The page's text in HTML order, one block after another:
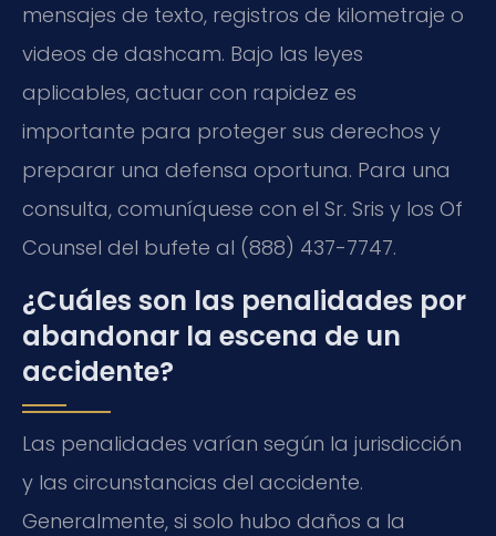
mensajes de texto, registros de kilometraje o
videos de dashcam. Bajo las leyes
aplicables, actuar con rapidez es
importante para proteger sus derechos y
preparar una defensa oportuna. Para una
consulta, comuníquese con el Sr. Sris y los Of
Counsel del bufete al (888) 437-7747.
¿Cuáles son las penalidades por
abandonar la escena de un
accidente?
Las penalidades varían según la jurisdicción
y las circunstancias del accidente.
Generalmente, si solo hubo daños a la